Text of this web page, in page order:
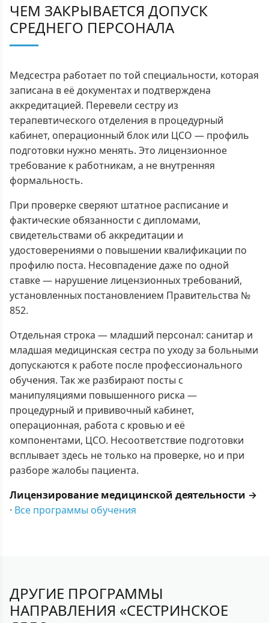
ЧЕМ ЗАКРЫВАЕТСЯ ДОПУСК
СРЕДНЕГО ПЕРСОНАЛА
Медсестра работает по той специальности, которая
записана в её документах и подтверждена
аккредитацией. Перевели сестру из
терапевтического отделения в процедурный
кабинет, операционный блок или ЦСО — профиль
подготовки нужно менять. Это лицензионное
требование к работникам, а не внутренняя
формальность.
При проверке сверяют штатное расписание и
фактические обязанности с дипломами,
свидетельствами об аккредитации и
удостоверениями о повышении квалификации по
профилю поста. Несовпадение даже по одной
ставке — нарушение лицензионных требований,
установленных постановлением Правительства №
852.
Отдельная строка — младший персонал: санитар и
младшая медицинская сестра по уходу за больными
допускаются к работе после профессионального
обучения. Так же разбирают посты с
манипуляциями повышенного риска —
процедурный и прививочный кабинет,
операционная, работа с кровью и её
компонентами, ЦСО. Несоответствие подготовки
всплывает здесь не только на проверке, но и при
разборе жалобы пациента.
Лицензирование медицинской деятельности →
· Все программы обучения
ДРУГИЕ ПРОГРАММЫ
НАПРАВЛЕНИЯ «СЕСТРИНСКОЕ